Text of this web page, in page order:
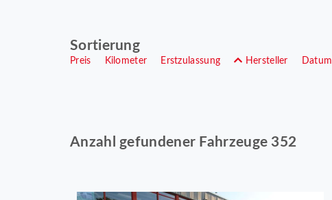
Sortierung
Preis Kilometer Erstzulassung Hersteller Datum
Anzahl gefundener Fahrzeuge 352